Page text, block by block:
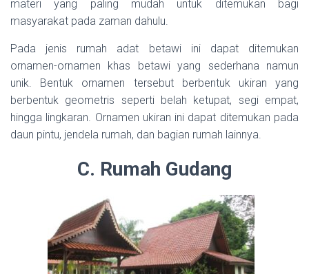
materi yang paling mudah untuk ditemukan bagi
masyarakat pada zaman dahulu.
Pada jenis rumah adat betawi ini dapat ditemukan
ornamen-ornamen khas betawi yang sederhana namun
unik. Bentuk ornamen tersebut berbentuk ukiran yang
berbentuk geometris seperti belah ketupat, segi empat,
hingga lingkaran. Ornamen ukiran ini dapat ditemukan pada
daun pintu, jendela rumah, dan bagian rumah lainnya.
C. Rumah Gudang